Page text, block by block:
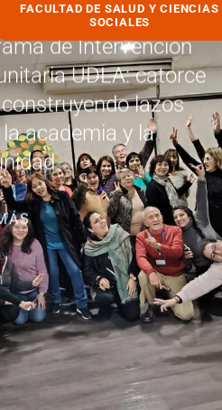
FACULTAD DE SALUD Y CIENCIAS
SOCIALES
2026
de Intervención
UDLA: catorce
lazos
academia y la